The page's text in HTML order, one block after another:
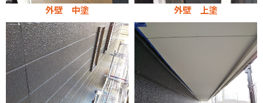
外壁 中塗 外壁 上塗